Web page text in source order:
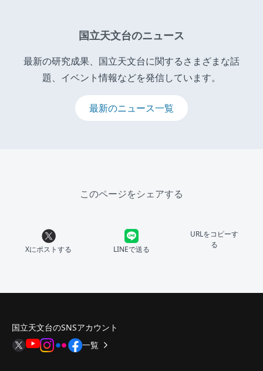
国立天文台のニュース
最新の研究成果、国立天文台に関するさまざまな話
題、イベント情報などを発信しています。
最新のニュース一覧
このページをシェアする
Xにポストする LINEで送る
URLをコピーす
る
国立天文台のSNSアカウント
一覧